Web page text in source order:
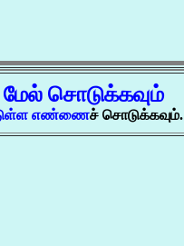
மேல் சொடுக்கவும்
எண்ணைச் சொடுக்கவும்.